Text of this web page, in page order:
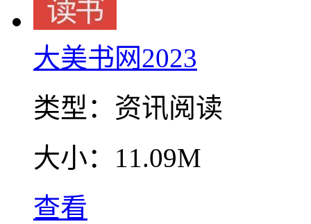
大美书网2023
类型： 资讯阅读
大小： 11.09M
查看